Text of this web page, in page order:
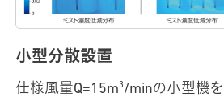
小型分散設置
仕様風量Q=15m3/minの小型機を